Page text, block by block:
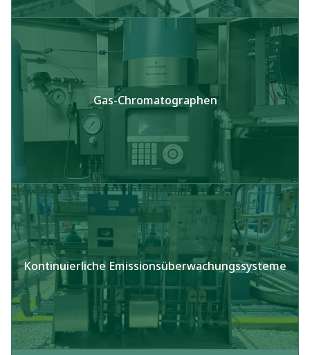
Gas-Chromatographen​
Kontinuierliche Emissionsüberwachungssysteme